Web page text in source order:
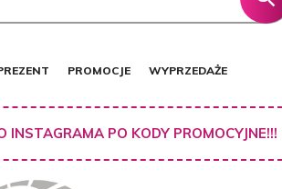
PROMOCJE WYPRZEDAŻE
INSTAGRAMA PO KODY PROMOCYJNE!!!